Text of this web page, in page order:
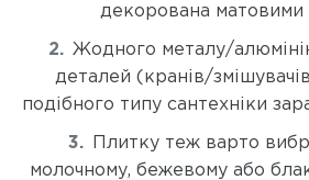
декорована матовими
Жодного металу/
деталей (кранів/
подібного типу сантехніки
Плитку теж варто
молочному, бежевому або